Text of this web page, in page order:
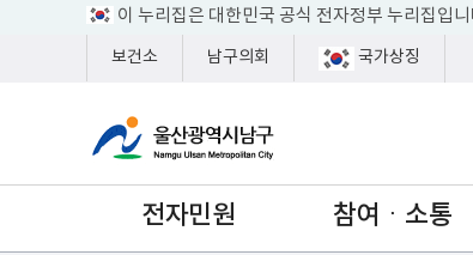
이 누리집은 대한민국 공식 전자정부 누리집입니
보건소 남구의회 국가상징
전자민원 참여ㆍ소통